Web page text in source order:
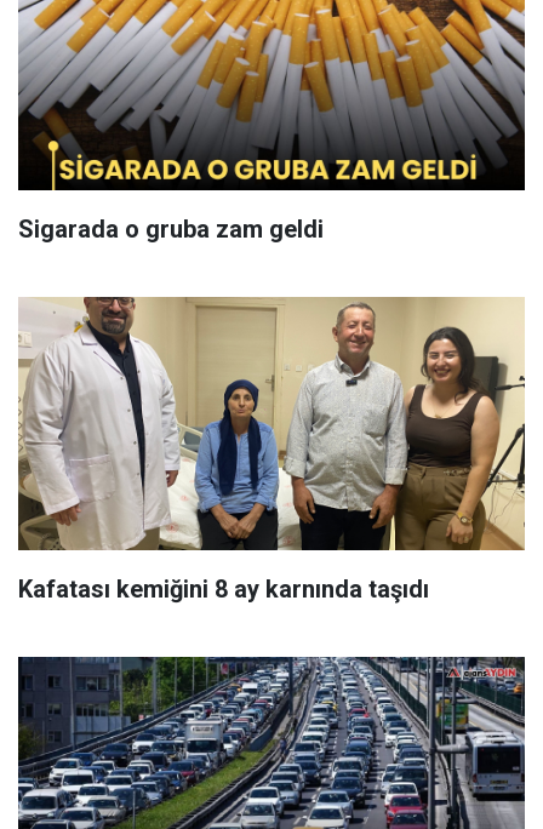
Sigarada o gruba zam geldi
Kafatası kemiğini 8 ay karnında taşıdı